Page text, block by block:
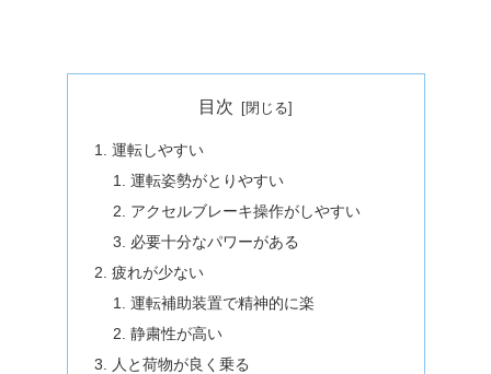
目次
運転しやすい
運転姿勢がとりやすい
アクセルブレーキ操作がしやすい
必要十分なパワーがある
疲れが少ない
運転補助装置で精神的に楽
静粛性が高い
人と荷物が良く乗る